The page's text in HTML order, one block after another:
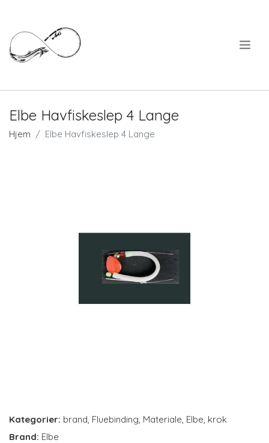
Elbe Havfiskeslep 4 Lange
Hjem Elbe Havfiskeslep 4 Lange
Kategorier: brand, Fluebinding, Materiale, Elbe, krok
Brand: Elbe